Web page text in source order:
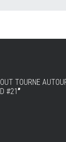
TOURNE
#21”